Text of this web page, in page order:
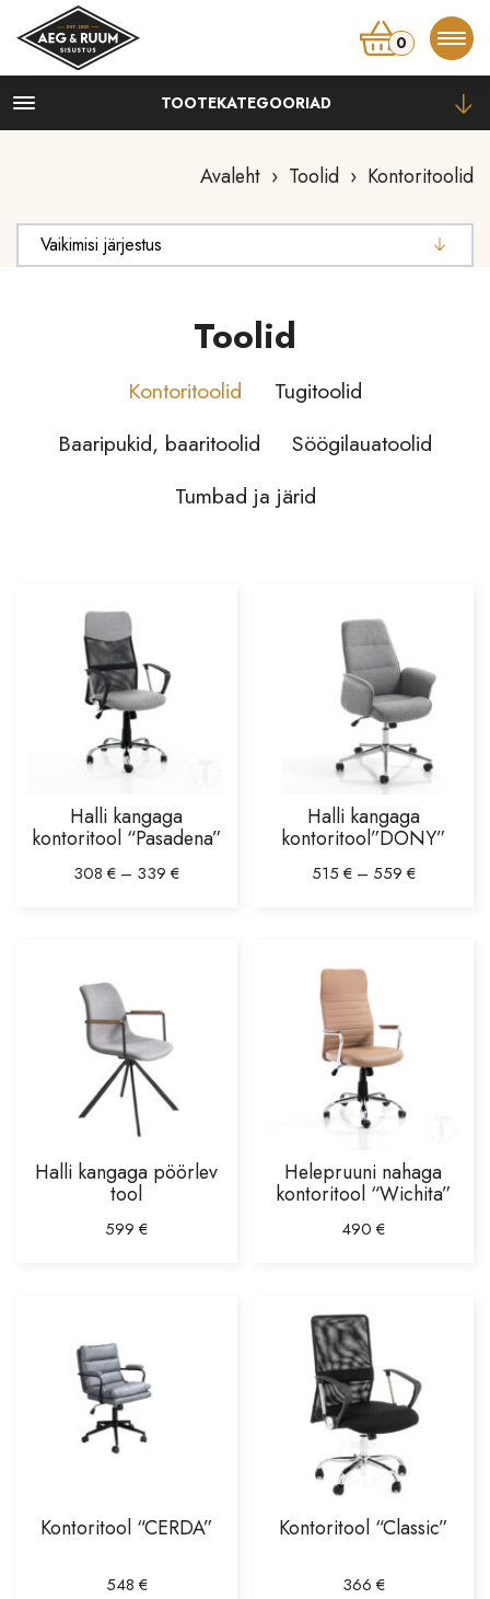
0
TOOTEKATEGOORIAD
Kapid
Vitriinid, riiulid
TV-alused
Konsoollauad
Söögilauad
Baaripukid, baaritoolid
Söögilauatoolid
Tumbad ja järid
Diivanid
Diivanvoodid
Mooduldiivanid
Diivanid
Eripakkumised
Peeglid
Vaibad
Valgustid
Põrandavalgustid
Lauavalgustid
Laevalgustid
Seinavalgustid
Laekad
Nagid, esikud
Raamatuhoidjad
Dekoratsioonid
Kellad
Avaleht › Toolid › Kontoritoolid
Toolid
Kontoritoolid
Tugitoolid
Baaripukid, baaritoolid
Söögilauatoolid
Tumbad ja järid
Halli kangaga
kontoritool “Pasadena”
308€ – 339€
Halli kangaga
kontoritool”DONY”
515 € – 559 €
Halli kangaga pöörlev
tool
599€
Helepruuni nahaga
kontoritool “Wichita”
490€
Kontoritool “CERDA”
548 €
Kontoritool “Classic”
366 €